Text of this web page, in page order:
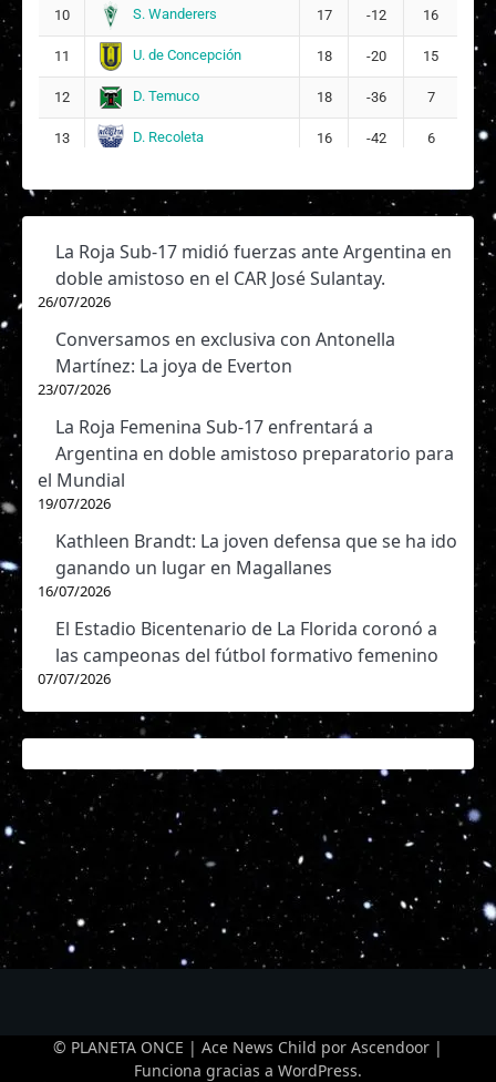
10 S. Wanderers 17 -12 16
11 U. de Concepción 18 -20 15
12 D. Temuco 18 -36 7
13 D. Recoleta 16 -42 6
La Roja Sub-17 midió fuerzas ante Argentina en
doble amistoso en el CAR José Sulantay.
26/07/2026
Conversamos en exclusiva con Antonella
Martínez: La joya de Everton
23/07/2026
La Roja Femenina Sub-17 enfrentará a
Argentina en doble amistoso preparatorio para
el Mundial
19/07/2026
Kathleen Brandt: La joven defensa que se ha ido
ganando un lugar en Magallanes
16/07/2026
El Estadio Bicentenario de La Florida coronó a
las campeonas del fútbol formativo femenino
07/07/2026
© PLANETA ONCE | Ace News Child por Ascendoor |
Funciona gracias a WordPress.